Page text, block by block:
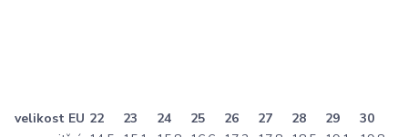
velikost EU 22 23 24 25 26 27 28 29
30